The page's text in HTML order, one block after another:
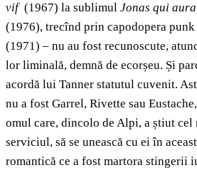
vif(1967) la sublimul Jonas qui
(1976), trecînd prin capodopera punk
(1971) – nu au fost recunoscute,
lor liminală, demnă de ecorșeu. Și
acordă lui Tanner statutul cuvenit.
nu a fost Garrel, Rivette sau
omul care, dincolo de Alpi, a știut cel
serviciul, să se unească cu ei în
romantică ce a fost martora stingerii